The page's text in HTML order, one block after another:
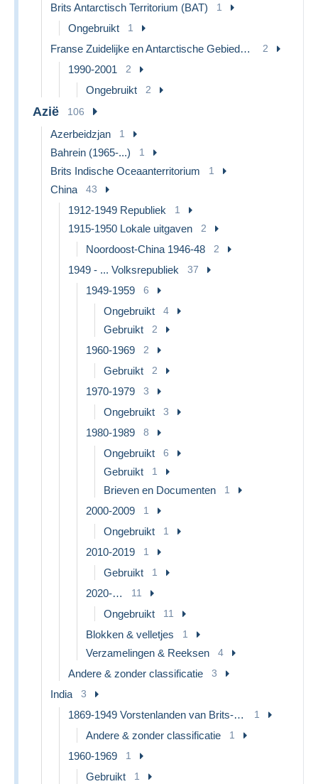
Brits Antarctisch Territorium (BAT) 1
Ongebruikt 1
Franse Zuidelijke en Antarctische Gebieden (TAAF) 2
1990-2001 2
Ongebruikt 2
Azië 106
Azerbeidzjan 1
Bahrein (1965-...) 1
Brits Indische Oceaanterritorium 1
China 43
1912-1949 Republiek 1
1915-1950 Lokale uitgaven 2
Noordoost-China 1946-48 2
1949 - ... Volksrepubliek 37
1949-1959 6
Ongebruikt 4
Gebruikt 2
1960-1969 2
Gebruikt 2
1970-1979 3
Ongebruikt 3
1980-1989 8
Ongebruikt 6
Gebruikt 1
Brieven en Documenten 1
2000-2009 1
Ongebruikt 1
2010-2019 1
Gebruikt 1
2020-… 11
Ongebruikt 11
Blokken & velletjes 1
Verzamelingen & Reeksen 4
Andere & zonder classificatie 3
India 3
1869-1949 Vorstenlanden van Brits-Indïe 1
Andere & zonder classificatie 1
1960-1969 1
Gebruikt 1